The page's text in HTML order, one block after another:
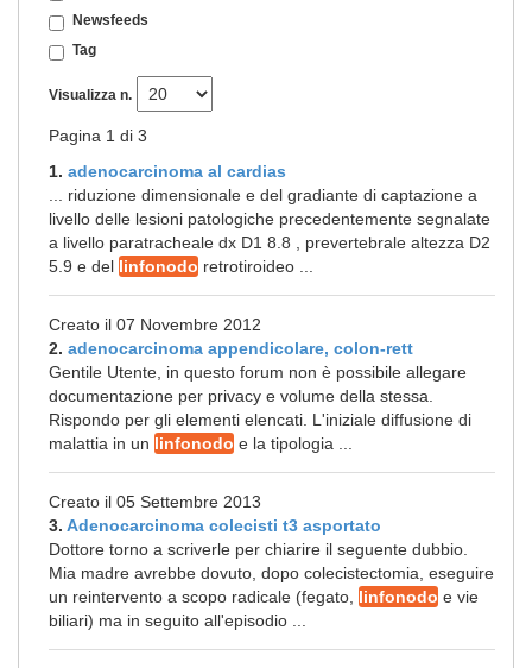
Newsfeeds
Tag
Visualizza n.
Pagina 1 di 3
1. adenocarcinoma al cardias
... riduzione dimensionale e del gradiante di captazione a
livello delle lesioni patologiche precedentemente segnalate
a livello paratracheale dx D1 8.8 , prevertebrale altezza D2
5.9 e del linfonodo retrotiroideo ...
Creato il 07 Novembre 2012
2. adenocarcinoma appendicolare, colon-rett
Gentile Utente, in questo forum non è possibile allegare
documentazione per privacy e volume della stessa.
Rispondo per gli elementi elencati. L'iniziale diffusione di
malattia in un linfonodo e la tipologia ...
Creato il 05 Settembre 2013
3. Adenocarcinoma colecisti t3 asportato
Dottore torno a scriverle per chiarire il seguente dubbio.
Mia madre avrebbe dovuto, dopo colecistectomia, eseguire
un reintervento a scopo radicale (fegato, linfonodo e vie
biliari) ma in seguito all'episodio ...